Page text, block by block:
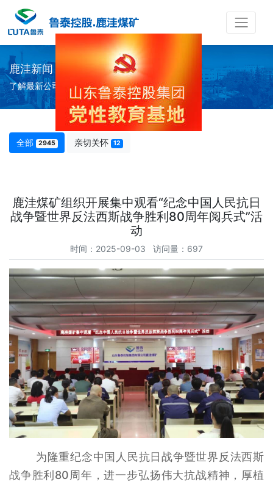
鹿洼新闻
了解最新公司动态及行业资讯
全部 2945 亲切关怀 12
鹿洼煤矿组织开展集中观看“纪念中国人民抗日
战争暨世界反法西斯战争胜利80周年阅兵式”活
动
时间：2025-09-03 访问量：697
为隆重纪念中国人民抗日战争暨世界反法西斯
战争胜利80周年，进一步弘扬伟大抗战精神，厚植